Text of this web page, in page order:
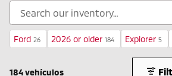
Ford 26 2026 or older 184 Explorer 5
184 vehículos